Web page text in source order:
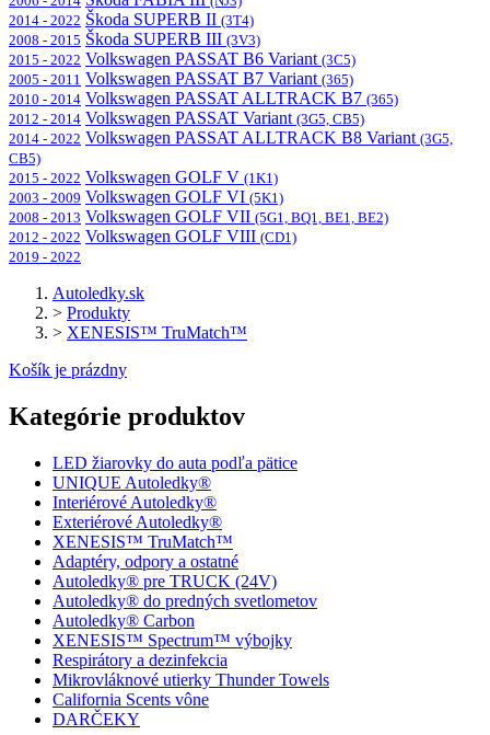
2014 - 2022 Škoda SUPERB II (3T4)
2008 - 2015 Škoda SUPERB III (3V3)
2015 - 2022 Volkswagen PASSAT B6 Variant (3C5)
2005 - 2011 Volkswagen PASSAT B7 Variant (365)
2010 - 2014 Volkswagen PASSAT ALLTRACK B7 (365)
2012 - 2014 Volkswagen PASSAT Variant (3G5, CB5)
2014 - 2022 Volkswagen PASSAT ALLTRACK B8 Variant (3G5,
CB5)
2015 - 2022 Volkswagen GOLF V (1K1)
2003 - 2009 Volkswagen GOLF VI (5K1)
2008 - 2013 Volkswagen GOLF VII (5G1, BQ1, BE1, BE2)
2012 - 2022 Volkswagen GOLF VIII (CD1)
2019 - 2022
Autoledky.sk
> Produkty
> XENESIS™ TruMatch™
Košík je prázdny
Kategórie produktov
LED žiarovky do auta podľa pätice
UNIQUE Autoledky®
Interiérové Autoledky®
Exteriérové Autoledky®
XENESIS™ TruMatch™
Adaptéry, odpory a ostatné
Autoledky® pre TRUCK (24V)
Autoledky® do predných svetlometov
Autoledky® Carbon
XENESIS™ Spectrum™ výbojky
Respirátory a dezinfekcia
Mikrovláknové utierky Thunder Towels
California Scents vône
DARČEKY